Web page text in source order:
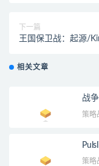
下一篇
王国保卫战：起源/
相关文章
战
策略
策略